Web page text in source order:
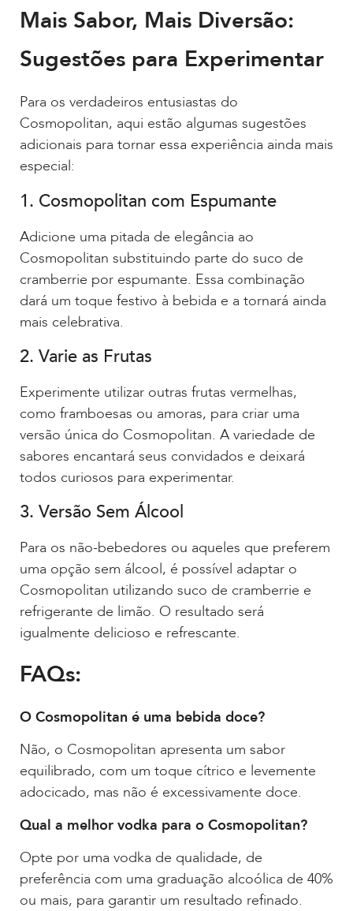
Mais Sabor, Mais Diversão:
Sugestões para Experimentar
Para os verdadeiros entusiastas do
Cosmopolitan, aqui estão algumas sugestões
adicionais para tornar essa experiência ainda mais
especial:
1. Cosmopolitan com Espumante
Adicione uma pitada de elegância ao
Cosmopolitan substituindo parte do suco de
cramberrie por espumante. Essa combinação
dará um toque festivo à bebida e a tornará ainda
mais celebrativa.
2. Varie as Frutas
Experimente utilizar outras frutas vermelhas,
como framboesas ou amoras, para criar uma
versão única do Cosmopolitan. A variedade de
sabores encantará seus convidados e deixará
todos curiosos para experimentar.
3. Versão Sem Álcool
Para os não-bebedores ou aqueles que preferem
uma opção sem álcool, é possível adaptar o
Cosmopolitan utilizando suco de cramberrie e
refrigerante de limão. O resultado será
igualmente delicioso e refrescante.
FAQs:
O Cosmopolitan é uma bebida doce?
Não, o Cosmopolitan apresenta um sabor
equilibrado, com um toque cítrico e levemente
adocicado, mas não é excessivamente doce.
Qual a melhor vodka para o Cosmopolitan?
Opte por uma vodka de qualidade, de
preferência com uma graduação alcoólica de 40%
ou mais, para garantir um resultado refinado.